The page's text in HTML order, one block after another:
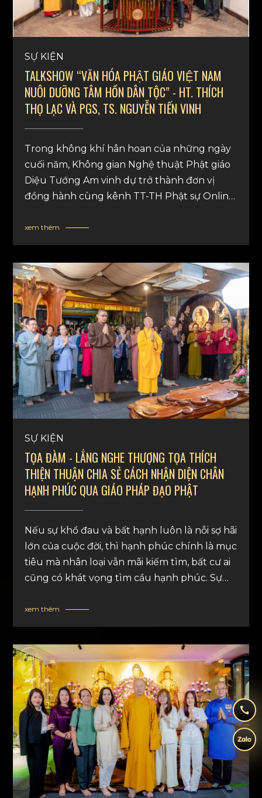
SỰ KIỆN
TALKSHOW “VĂN HÓA PHẬT GIÁO VIỆT NAM
NUÔI DƯỠNG TÂM HỒN DÂN TỘC” - HT. THÍCH
THỌ LẠC VÀ PGS, TS. NGUYỄN TIẾN VINH
Trong không khí hân hoan của những ngày
cuối năm, Không gian Nghệ thuật Phật giáo
Diệu Tướng Am vinh dự trở thành đơn vị
đồng hành cùng kênh TT-TH Phật sự Online
Việt Nam nuôi dưỡng tâm hồn dân tộc”. Buổi
tọa đàm có sự tham dự của HT. Thích Thọ
xem thêm
SỰ KIỆN
TỌA ĐÀM - LẮNG NGHE THƯỢNG TỌA THÍCH
THIỆN THUẬN CHIA SẺ CÁCH NHẬN DIỆN CHÂN
HẠNH PHÚC QUA GIÁO PHÁP ĐẠO PHẬT
Nếu sự khổ đau và bất hạnh luôn là nỗi sợ hãi
lớn của cuộc đời, thì hạnh phúc chính là mục
tiêu mà nhân loại vẫn mãi kiếm tìm, bất cư ai
cũng có khát vọng tìm cầu hạnh phúc. Sự
giáo pháp Phật giáo không ngoài mục tiêu
đem lại an lạc, hạnh phúc cho chư thiên và
xem thêm